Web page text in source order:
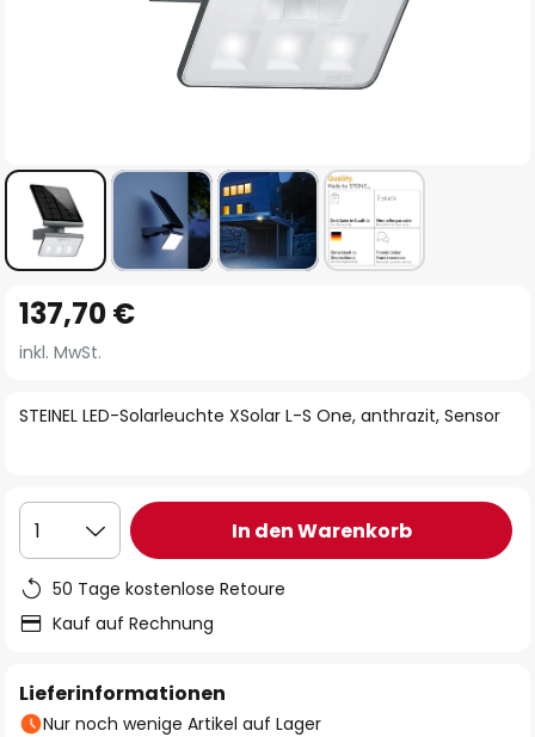
Anfang
der
springen
STEINEL LED-Solarleuchte XSolar L-S One, anthrazit, Sensor
137,70 €
inkl. MwSt.
1 In den Warenkorb
50 Tage kostenlose Retoure
Kauf auf Rechnung
Lieferinformationen
Nur noch wenige Artikel auf Lager